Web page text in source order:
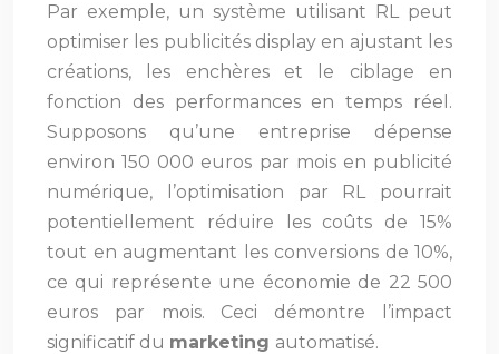
Par exemple, un système utilisant RL peut
optimiser les publicités display en ajustant les
créations, les enchères et le ciblage en
fonction des performances en temps réel.
Supposons qu’une entreprise dépense
environ 150 000 euros par mois en publicité
numérique, l’optimisation par RL pourrait
potentiellement réduire les coûts de 15%
tout en augmentant les conversions de 10%,
ce qui représente une économie de 22 500
euros par mois. Ceci démontre l’impact
significatif du marketing automatisé.